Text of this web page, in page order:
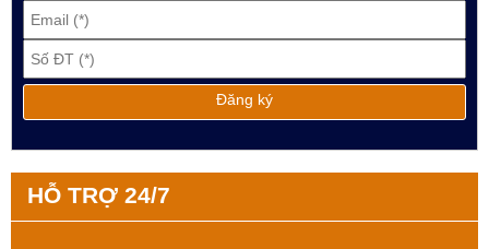
HỖ TRỢ 24/7